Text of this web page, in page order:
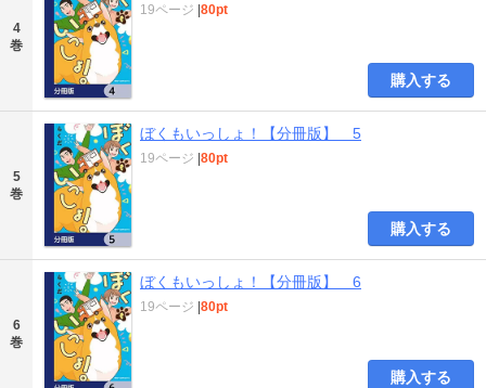
4
巻
19ページ |80pt
購入する
5
巻
ぼくもいっしょ！【分冊版】 5
19ページ |80pt
購入する
6
巻
ぼくもいっしょ！【分冊版】 6
19ページ |80pt
購入する